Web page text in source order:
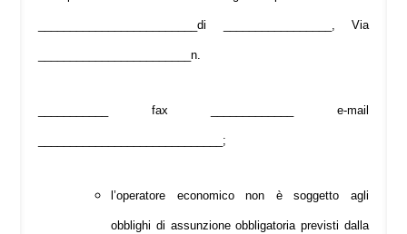
_________________________di _________________, Via
________________________n.
___________ fax _____________ e-mail
_____________________________;
l’operatore economico non è soggetto agli
obblighi di assunzione obbligatoria previsti dalla